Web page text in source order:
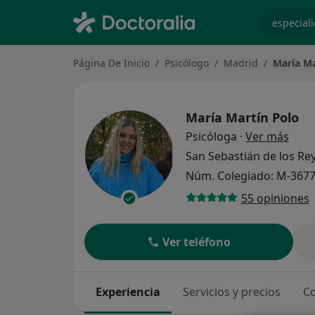
Página De Inicio Psicólogo Madrid María
María Martín Polo
Psicóloga · Ver más
San Sebastián de los
Núm. Colegiado: M-
55 opiniones
Ver teléfono
Experiencia Servicios y precios